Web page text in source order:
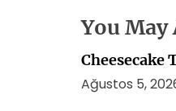
You
Cheesecake
Ağustos 5,